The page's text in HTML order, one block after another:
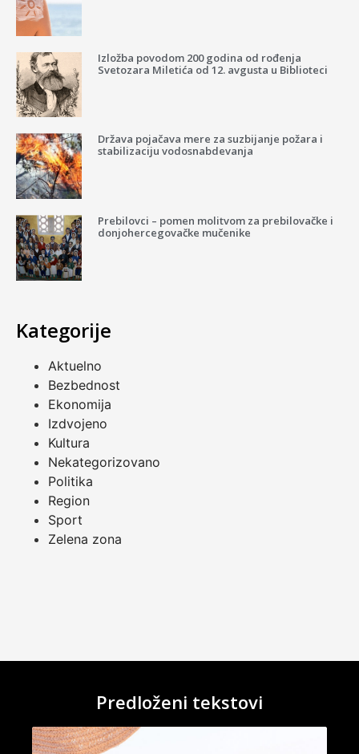
Izložba povodom 200 godina od rođenja
Svetozara Miletića od 12. avgusta u Biblioteci
Država pojačava mere za suzbijanje požara i
stabilizaciju vodosnabdevanja
Prebilovci – pomen molitvom za prebilovačke i
donjohercegovačke mučenike
Kategorije
Aktuelno
Bezbednost
Ekonomija
Izdvojeno
Kultura
Nekategorizovano
Politika
Region
Sport
Zelena zona
Predloženi tekstovi